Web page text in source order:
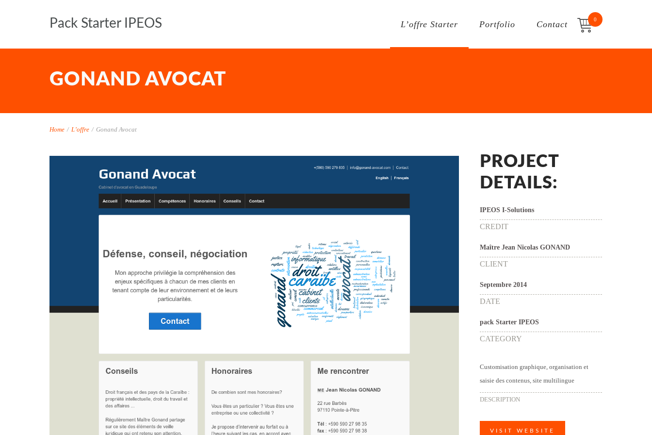
Pack Starter IPEOS L’offre Starter Portfolio Contact 0
GONAND AVOCAT
Home / L’offre / Gonand Avocat
PROJECT
DETAILS:
IPEOS I-Solutions
CREDIT
Maître Jean Nicolas GONAND
CLIENT
Septembre 2014
DATE
pack Starter IPEOS
CATEGORY
Customisation graphique, organisation et
saisie des contenus, site multilingue
DESCRIPTION
VISIT WEBSITE